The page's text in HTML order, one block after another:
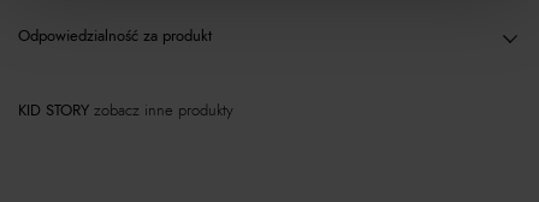
Odpowiedzialność za produkt
KID STORY zobacz inne produkty